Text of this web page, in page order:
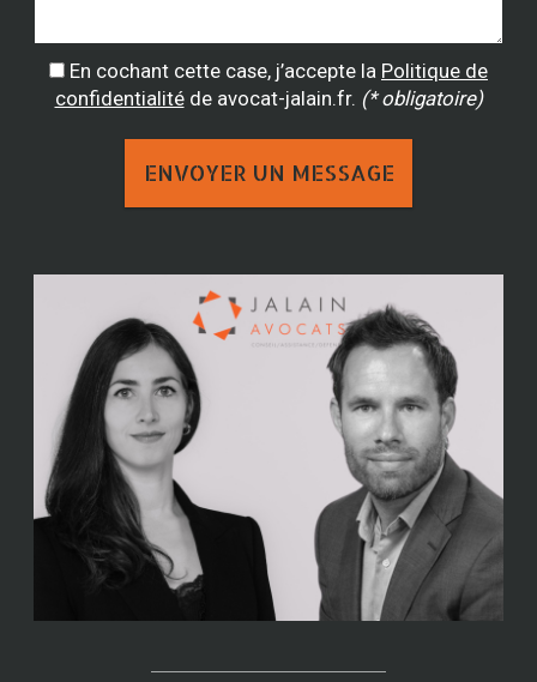
En cochant cette case, j’accepte la Politique de
confidentialitéde avocat-jalain.fr. (* obligatoire)